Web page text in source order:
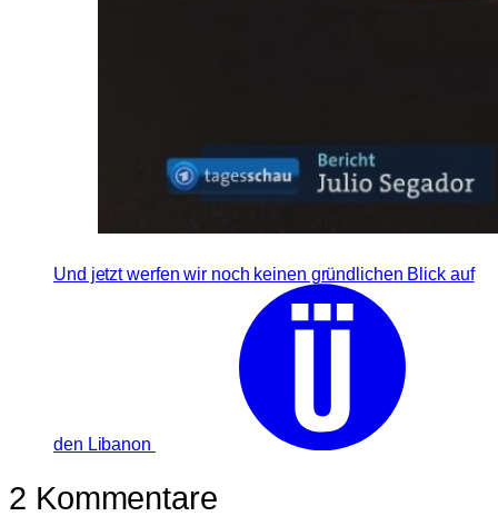
Und jetzt werfen wir noch keinen gründlichen Blick auf
den Libanon
2 Kommentare